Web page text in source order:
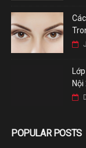
Nội
POPULAR POSTS